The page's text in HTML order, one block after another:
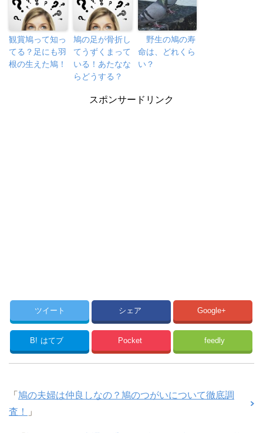
観賞鳩って知っ
てる？足にも羽
根の生えた鳩！
鳩の足が骨折し
てうずくまって
いる！あたなな
らどうする？
野生の鳩の寿
命は、どれくら
い？
スポンサードリンク
ツイート シェア Google+
B! はてブ Pocket feedly
「 鳩の夫婦は仲良しなの？鳩のつがいについて徹底調
査！
」